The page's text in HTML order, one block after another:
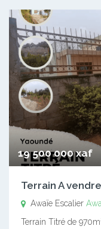
19 500 000 xaf
Terrain A
Awaïe Escalier
Terrain Titré de